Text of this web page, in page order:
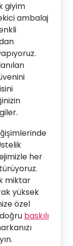
giyim
ambalaj
her
miktar
yüksek
özel
baskılı